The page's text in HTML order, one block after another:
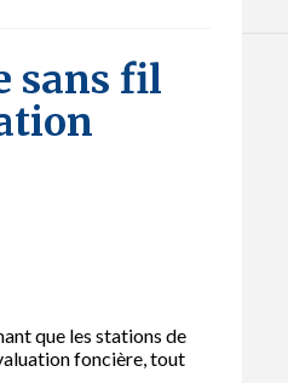
sans fil
que les stations de
foncière, tout